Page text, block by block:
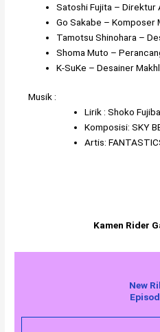
Satoshi Fujita – Direktur
Go Sakabe – Komposer
Tamotsu Shinohara –
Shoma Muto –
K-SuKe – Desainer
Musik :
Lirik :Shoko
Komposisi: SKY
Artis:
Kamen Rider
New